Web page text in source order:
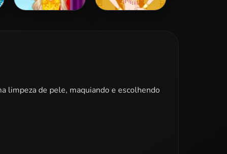
limpeza de pele, maquiando e escolhendo